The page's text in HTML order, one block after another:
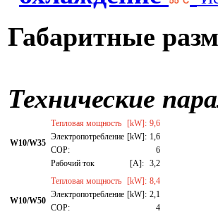
Габаритные
Технические
W10/W35
Тепловая мощность [kW]: 9,6
Электропотребление [kW]: 1,6
СОР:
6
Рабочий ток
[A]: 3,2
W10/W50
Тепловая мощность [kW]: 8,4
Электропотребление [kW]: 2,1
СОР:
4